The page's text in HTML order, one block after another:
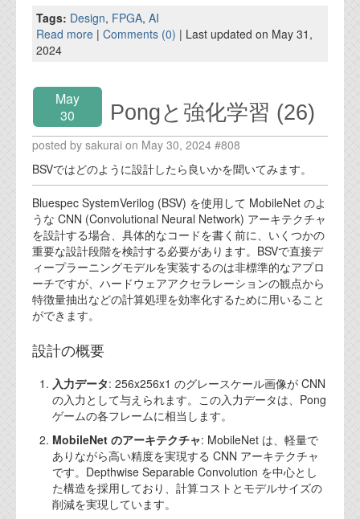
Tags: Design, FPGA, AI
Read more | Comments (0) | Last updated on May 31,
2024
May
30
Pongと強化学習 (26)
posted by sakurai on May 30, 2024 #808
BSVではどのように設計したら良いかを聞いてみます。
Bluespec SystemVerilog (BSV) を使用して MobileNet のよ
うな CNN (Convolutional Neural Network) アーキテクチャ
を設計する場合、具体的なコードを書く前に、いくつかの
重要な設計段階を検討する必要があります。BSVで直接デ
ィープラーニングモデルを実装するのは非標準的なアプロ
ーチですが、ハードウェアアクセラレーションの観点から
特徴量抽出などの計算処理を効率化するために用いること
ができます。
設計の概要
入力データ: 256x256x1 のグレースケール画像が CNN
の入力として与えられます。この入力データは、Pong
ゲームの各フレームに相当します。
MobileNet のアーキテクチャ: MobileNet は、軽量で
ありながら高い精度を実現する CNN アーキテクチャ
です。Depthwise Separable Convolution を中心とし
た構造を採用しており、計算コストとモデルサイズの
削減を実現しています。